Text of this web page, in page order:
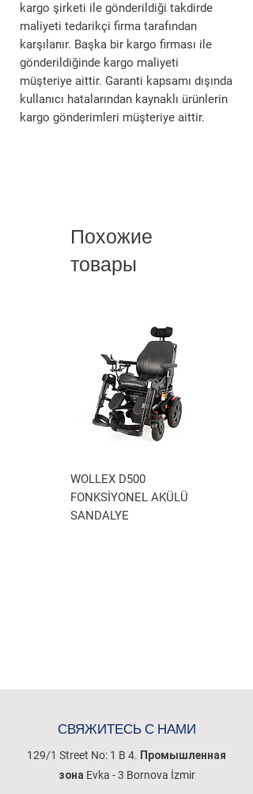
kargo şirketi ile gönderildiği takdirde
maliyeti tedarikçi firma tarafından
karşılanır. Başka bir kargo firması ile
gönderildiğinde kargo maliyeti
müşteriye aittir. Garanti kapsamı dışında
kullanıcı hatalarından kaynaklı ürünlerin
kargo gönderimleri müşteriye aittir.
Похожие
товары
WOLLEX D500
FONKSİYONEL AKÜLÜ
SANDALYE
СВЯЖИТЕСЬ С НАМИ
129/1 Street No: 1 B 4. Промышленная
зона Evka - 3 Bornova İzmir